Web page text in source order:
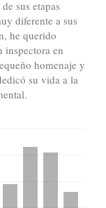
sus etapas
diferente a sus
he querido
inspectora en
homenaje y
su vida a la